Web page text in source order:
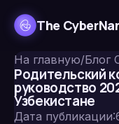
The
На главную/Блог
Родительский
руководство
Узбекистане
Дата публикации: